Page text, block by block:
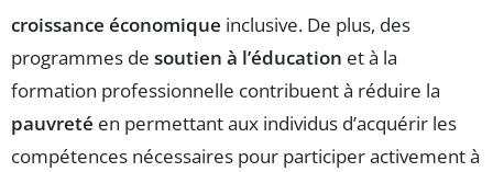
croissance économique inclusive. De plus, des
programmes de soutien à l’éducation et à la
formation professionnelle contribuent à réduire la
pauvreté en permettant aux individus d’acquérir les
compétences nécessaires pour participer activement à